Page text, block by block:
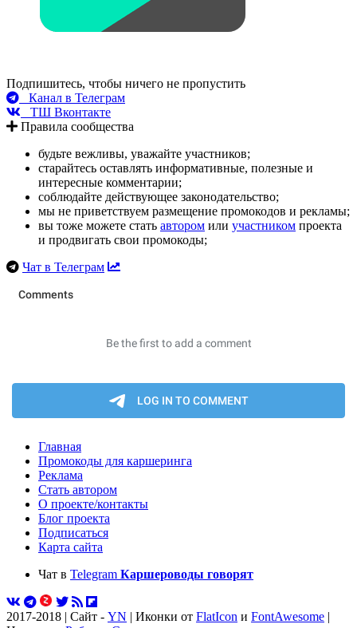
Подпишитесь, чтобы ничего не пропустить
Канал в Телеграм
ТШ Вконтакте
Правила сообщества
будьте вежливы, уважайте участников;
старайтесь оставлять информативные, полезные и
интересные комментарии;
соблюдайте действующее законодательство;
мы не приветствуем размещение промокодов и рекламы;
вы тоже можете стать автором или участником проекта
и продвигать свои промокоды;
Чат в Телеграм
Главная
Промокоды для каршеринга
Реклама
Стать автором
О проекте/контакты
Блог проекта
Подписаться
Карта сайта
Чат в Telegram Каршероводы говорят
2017-2018 | Сайт - YN | Иконки от FlatIcon и FontAwesome |